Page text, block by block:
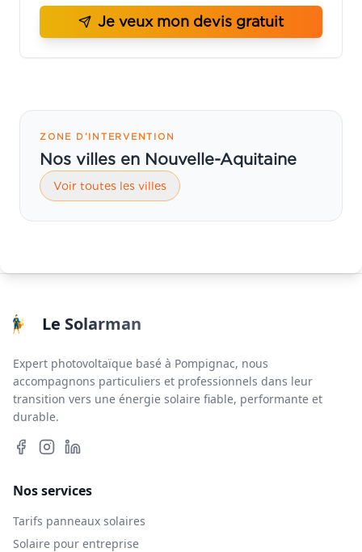
Je veux mon devis gratuit
ZONE D’INTERVENTION
Nos villes en Nouvelle-Aquitaine
Voir toutes les villes
Le Solarman
Expert photovoltaïque basé à Pompignac, nous
accompagnons particuliers et professionnels dans leur
transition vers une énergie solaire fiable, performante et
durable.
Nos services
Tarifs panneaux solaires
Solaire pour entreprise